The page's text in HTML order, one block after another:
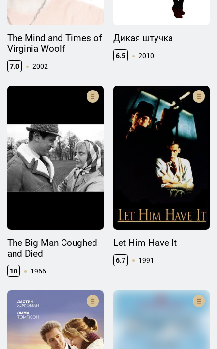
The Mind and Times of
Virginia Woolf
7.0 2002
Дикая штучка
6.5 2010
The Big Man Coughed
and Died
10 1966
Let Him Have It
6.7 1991